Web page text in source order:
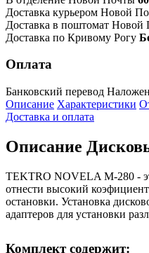
Доставка курьером Новой
Доставка в поштомат Новой
Доставка по Кривому Рогу
Оплата
Банковский перевод
Описание Характеристики
Доставка и оплата
Описание
TEKTRO NOVELA M-280 -
отнести высокий
остановки. Установка
адаптеров для установки
Комплект содержит: